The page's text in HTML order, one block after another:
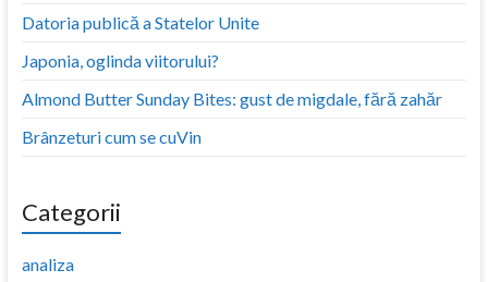
Datoria publică a Statelor Unite
Japonia, oglinda viitorului?
Almond Butter Sunday Bites: gust de migdale, fără zahăr
Brânzeturi cum se cuVin
Categorii
analiza